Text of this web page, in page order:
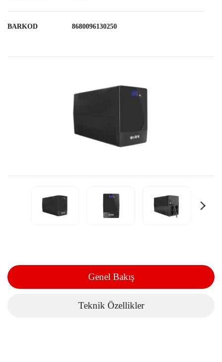
BARKOD 8680096130250
Genel Bakış
Teknik Özellikler